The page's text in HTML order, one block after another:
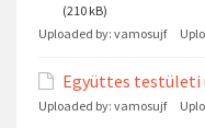
(210 kB)
Uploaded by: vamosujf
Együttes testületi
Uploaded by: vamosujf